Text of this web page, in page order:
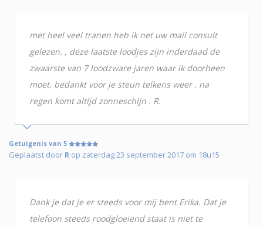
met heel veel tranen heb ik net uw mail consult
gelezen. , deze laatste loodjes zijn inderdaad de
zwaarste van 7 loodzware jaren waar ik doorheen
moet. bedankt voor je steun telkens weer . na
regen komt altijd zonneschijn . R.
Getuigenis van 5
Geplaatst door R op zaterdag 23 september 2017 om 18u15
Dank je dat je er steeds voor mij bent Erika. Dat je
telefoon steeds roodgloeiend staat is niet te